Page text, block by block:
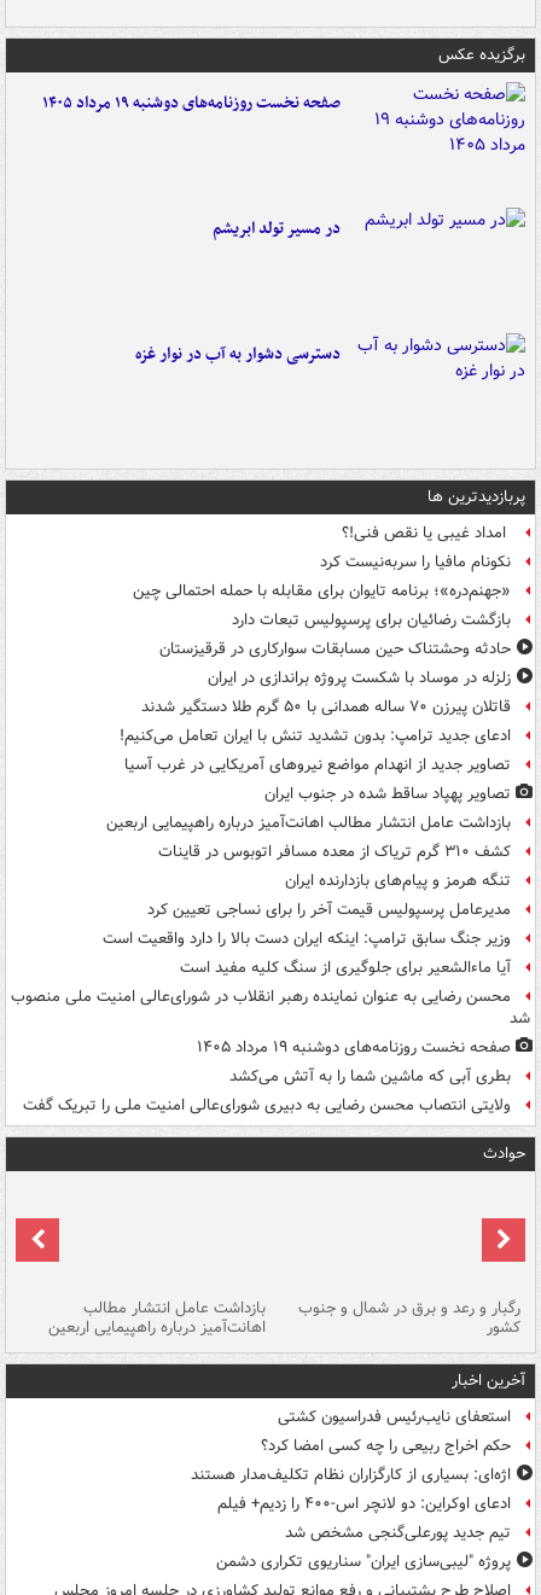
برگزیده عکس
صفحه نخست روزنامه‌های دوشنبه ۱۹ مرداد ۱۴۰۵
در مسیر تولد ابریشم
دسترسی دشوار به آب در نوار غزه
پربازدیدترین ها
امداد غیبی یا نقص فنی!؟
نکونام مافیا را سربه‌نیست کرد
«جهنم‌دره»؛ برنامه تایوان برای مقابله با حمله احتمالی چین
بازگشت رضائیان برای پرسپولیس تبعات دارد
حادثه وحشتناک حین مسابقات سوارکاری در قرقیزستان
زلزله در موساد با شکست پروژه براندازی در ایران
قاتلان پیرزن ۷۰ ساله همدانی با ۵۰ گرم طلا دستگیر شدند
ادعای جدید ترامپ: بدون تشدید تنش با ایران تعامل می‌کنیم!
تصاویر جدید از انهدام مواضع نیروهای آمریکایی در غرب آسیا
تصاویر پهپاد ساقط شده در جنوب ایران
بازداشت عامل انتشار مطالب اهانت‌آمیز درباره راهپیمایی اربعین
کشف ۳۱۰ گرم تریاک از معده مسافر اتوبوس در قاینات
تنگه هرمز و پیام‌های بازدارنده ایران
مدیرعامل پرسپولیس قیمت آخر را برای نساجی تعیین کرد
وزیر جنگ سابق ترامپ: اینکه ایران دست بالا را دارد واقعیت است
آیا ماءالشعیر برای جلوگیری از سنگ کلیه مفید است
محسن رضایی به عنوان نماینده رهبر انقلاب در شورای‌عالی امنیت ملی منصوب
شد
صفحه نخست روزنامه‌های دوشنبه ۱۹ مرداد ۱۴۰۵
بطری آبی که ماشین شما را به آتش می‌کشد
ولایتی انتصاب محسن رضایی به دبیری شورای‌عالی امنیت ملی را تبریک گفت
حوادث
رگبار و رعد و برق در شمال و جنوب
کشور
بازداشت عامل انتشار مطالب
اهانت‌آمیز درباره راهپیمایی اربعین
آخرین اخبار
استعفای نایب‌رئیس فدراسیون کشتی
حکم اخراج ربیعی را چه کسی امضا کرد؟
اژه‌ای: بسیاری از کارگزاران نظام تکلیف‌مدار هستند
ادعای اوکراین: دو لانچر اس-۴۰۰ را زدیم+ فیلم
تیم جدید پورعلی‌گنجی مشخص شد
پروژه "لیبی‌سازی ایران" سناریوی تکراری دشمن
اصلاح طرح پشتیبانی و رفع موانع تولید کشاورزی در جلسه امروز مجلس